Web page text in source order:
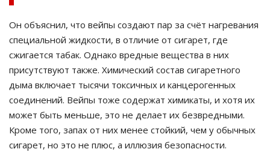
Он объяснил, что вейпы создают пар за счёт нагревания
специальной жидкости, в отличие от сигарет, где
сжигается табак. Однако вредные вещества в них
присутствуют также. Химический состав сигаретного
дыма включает тысячи токсичных и канцерогенных
соединений. Вейпы тоже содержат химикаты, и хотя их
может быть меньше, это не делает их безвредными.
Кроме того, запах от них менее стойкий, чем у обычных
сигарет, но это не плюс, а иллюзия безопасности.